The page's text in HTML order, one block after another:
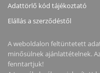
Adattörlő kód tájékoztató
Elállás a szerződéstől
A weboldalon feltüntetett
minősülnek ajánlattételnek.
fenntartjuk!